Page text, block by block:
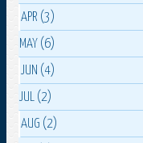
APR (3)
MAY (6)
JUN (4)
JUL (2)
AUG (2)